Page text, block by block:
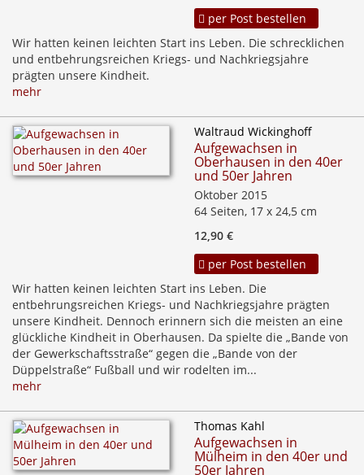
per Post bestellen
Wir hatten keinen leichten Start ins Leben. Die schrecklichen
und entbehrungsreichen Kriegs- und Nachkriegsjahre
prägten unsere Kindheit.
mehr
Waltraud Wickinghoff
Aufgewachsen in
Oberhausen in den 40er
und 50er Jahren
Oktober 2015
64 Seiten, 17 x 24,5 cm
12,90 €
per Post bestellen
Wir hatten keinen leichten Start ins Leben. Die
entbehrungsreichen Kriegs- und Nachkriegsjahre prägten
unsere Kindheit. Dennoch erinnern sich die meisten an eine
glückliche Kindheit in Oberhausen. Da spielte die „Bande von
der Gewerkschaftsstraße“ gegen die „Bande von der
Düppelstraße“ Fußball und wir rodelten im...
mehr
Thomas Kahl
Aufgewachsen in
Mülheim in den 40er und
50er Jahren